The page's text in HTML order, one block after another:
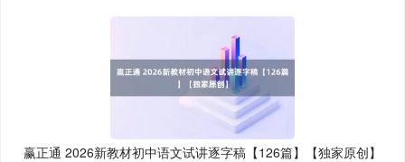
赢正通 2026新教材初中语文试讲逐字稿【126篇】【独家原创】